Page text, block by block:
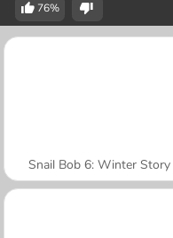
76%
Snail Bob 6: Winter Story